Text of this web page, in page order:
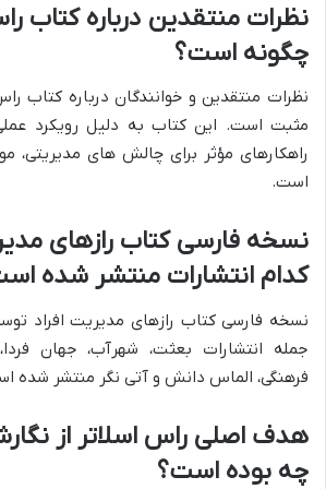
نظرات منتقدین درباره کتاب
چگونه است؟
نظرات منتقدین و خوانندگان درباره کتاب
مثبت است. این کتاب به دلیل رویکرد
راهکارهای مؤثر برای چالش های مدیریتی،
است.
نسخه فارسی کتاب رازهای
کدام انتشارات منتشر شده
نسخه فارسی کتاب رازهای مدیریت افراد
جمله انتشارات بعثت، شهرآب، جهان
فرهنگی، الماس دانش و آتی نگر منتشر شده
هدف اصلی راس اسلاتر از
چه بوده است؟